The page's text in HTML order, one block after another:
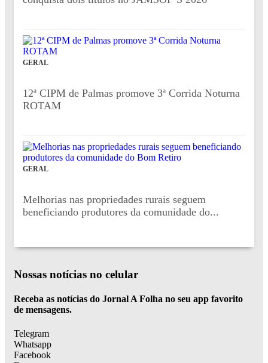
GERAL
12ª CIPM de Palmas promove 3ª Corrida Noturna
ROTAM
GERAL
Melhorias nas propriedades rurais seguem
beneficiando produtores da comunidade do...
Nossas notícias no celular
Receba as notícias do Jornal A Folha no seu app favorito
de mensagens.
Telegram
Whatsapp
Facebook